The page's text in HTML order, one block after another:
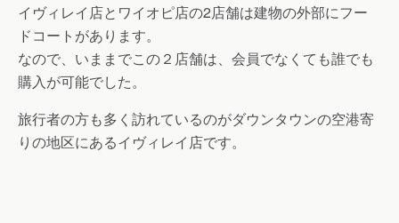
イヴィレイ店とワイオピ店の2店舗は建物の外部にフー
ドコートがあります。
なので、いままでこの２店舗は、会員でなくても誰でも
購入が可能でした。
旅行者の方も多く訪れているのがダウンタウンの空港寄
りの地区にあるイヴィレイ店です。